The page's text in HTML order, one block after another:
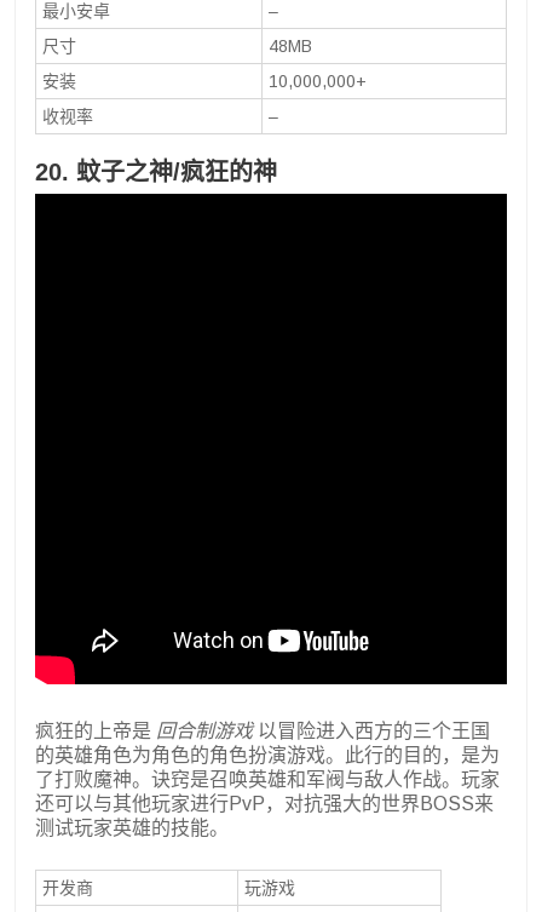
最小安卓
–
尺寸
48MB
安装
10,000,000+
收视率
–
20. 蚊子之神/疯狂的神
疯狂的上帝是 回合制游戏以冒险进入西方的三个王国
的英雄角色为角色的角色扮演游戏。此行的目的，是为
了打败魔神。诀窍是召唤英雄和军阀与敌人作战。玩家
还可以与其他玩家进行PvP，对抗强大的世界BOSS来
测试玩家英雄的技能。
开发商
玩游戏